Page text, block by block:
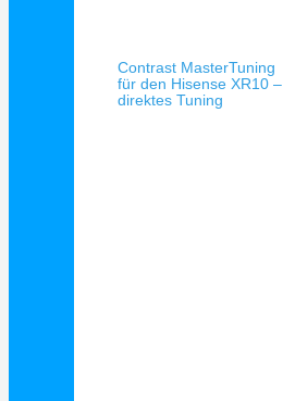
Contrast MasterTuning
für den Hisense XR10 –
direktes Tuning